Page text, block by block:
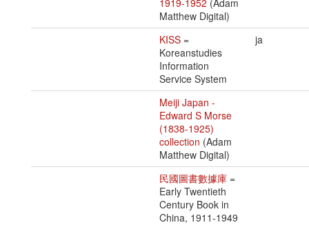
1919-1952 (Adam
Matthew Digital)
KISS=
Koreanstudies
Information
Service System
ja
Meiji Japan -
Edward S Morse
(1838-1925)
collection (Adam
Matthew Digital)
民國圖書數據庫 =
Early Twentieth
Century Book in
China, 1911-1949